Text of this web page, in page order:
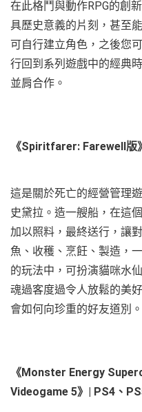
在此格鬥與動作RPG的創
具歷史意義的片刻，甚至
可自行建立角色，之後您
行回到系列遊戲中的經典
並肩合作。
《Spiritfarer: Farewell版
這是關於死亡的經營管理
史黛拉。造一艘船，在這
加以照料，最終送行，讓
魚、收穫、烹飪、製造，
的玩法中，可扮演貓咪水
魂過客度過令人放鬆的美
會如何向珍重的好友道別。
《Monster Energy
Videogame 5》| PS4、